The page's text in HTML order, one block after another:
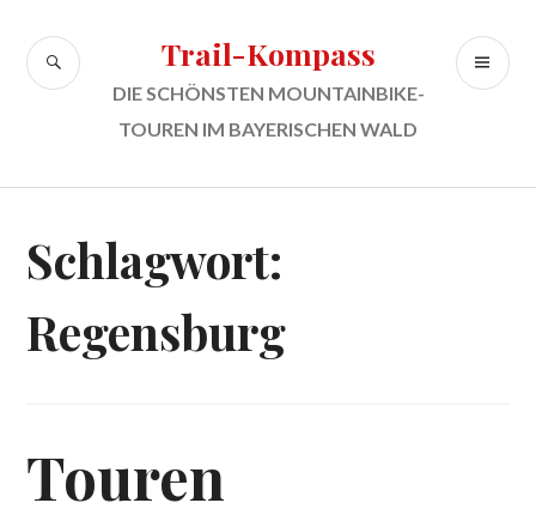
Inhalt
springen
Trail-Kompass
DIE SCHÖNSTEN MOUNTAINBIKE-
TOUREN IM BAYERISCHEN WALD
SUCHE
Schlagwort:
Regensburg
Touren